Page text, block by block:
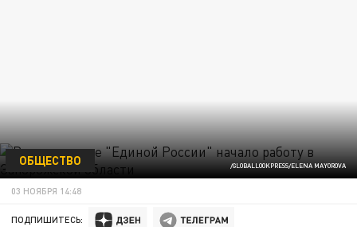
/GLOBALLOOKPRESS/ELENA MAYOROVA
ОБЩЕСТВО
03 НОЯБРЯ 14:48
ПОДПИШИТЕСЬ: